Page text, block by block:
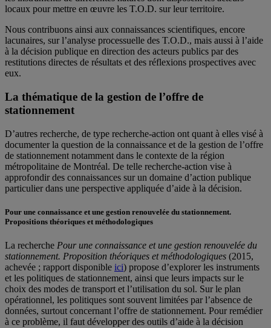
locaux pour mettre en œuvre les T.O.D. sur leur territoire.
Nous contribuons ainsi aux connaissances scientifiques, encore
lacunaires, sur l’analyse processuelle des T.O.D., mais aussi à l’aide
à la décision publique en direction des acteurs publics par des
restitutions directes de résultats et des réflexions prospectives avec
eux.
La thématique de la gestion de l’offre de
stationnement
D’autres recherche, de type recherche-action ont quant à elles visé à
documenter la question de la connaissance et de la gestion de l’offre
de stationnement notamment dans le contexte de la région
métropolitaine de Montréal. De telle recherche-action vise à
approfondir des connaissances sur un domaine d’action publique
particulier dans une perspective appliquée d’aide à la décision.
Pour une connaissance et une gestion renouvelée du stationnement.
Propositions théoriques et méthodologiques
La recherche Pour une connaissance et une gestion renouvelée du
stationnement. Proposition théoriques et méthodologiques (2015,
achevée ; rapport disponible ici) propose d’explorer les instruments
et les politiques de stationnement, ainsi que leurs impacts sur le
choix des modes de transport et l’utilisation du sol. Sur le plan
opérationnel, les politiques sont souvent limitées par l’absence de
données, surtout concernant l’offre de stationnement. Pour remédier
à ce problème, il faut développer des outils d’aide à la décision